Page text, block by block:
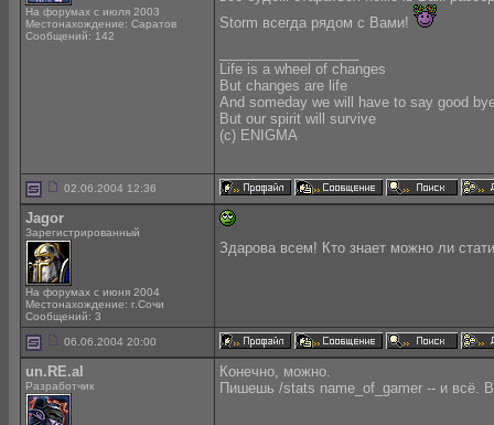
На форумах с июля 2003
Местонахождение: Саратов
Сообщений: 142
Storm всегда рядом с Вами!
Life is a wheel of changes
But changes are life
And someday we will have to say good
But our spirit will survive
(с) ENIGMA
02.06.2004 12:36
Jagor
Зарегистрированный
На форумах с июня 2004
Местонахождение: г.Сочи
Сообщений: 3
Здарова всем! Кто знает можно ли
06.06.2004 20:00
un.RE.al
Разработчик
Конечно, можно.
Пишешь /stats name_of_gamer -- и всё.